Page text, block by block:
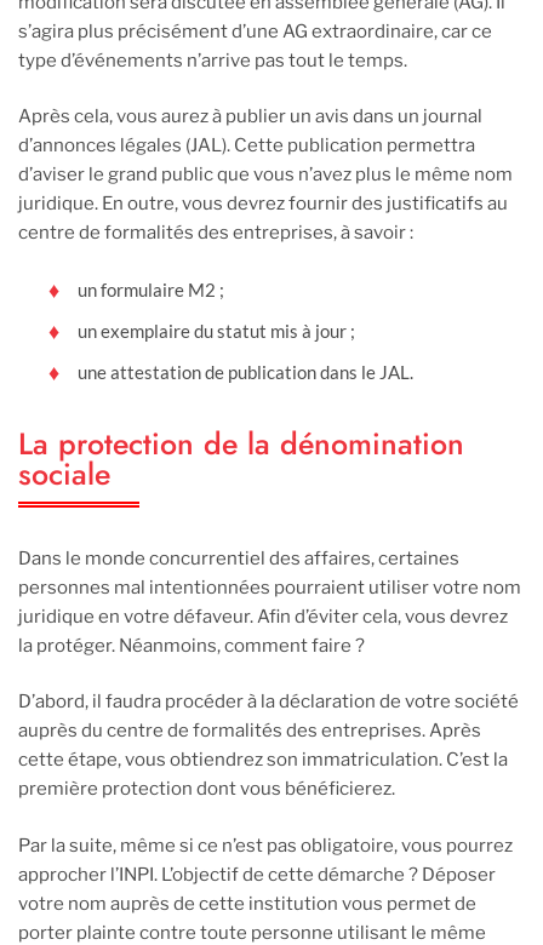
s’agira plus précisément d’une AG extraordinaire, car ce
type d’événements n’arrive pas tout le temps.
Après cela, vous aurez à publier un avis dans un journal
d’annonces légales (JAL). Cette publication permettra
d’aviser le grand public que vous n’avez plus le même nom
juridique. En outre, vous devrez fournir des justificatifs au
centre de formalités des entreprises, à savoir :
un formulaire M2 ;
un exemplaire du statut mis à jour ;
une attestation de publication dans le JAL.
La protection de la dénomination
sociale
Dans le monde concurrentiel des affaires, certaines
personnes mal intentionnées pourraient utiliser votre nom
juridique en votre défaveur. Afin d’éviter cela, vous devrez
la protéger. Néanmoins, comment faire ?
D’abord, il faudra procéder à la déclaration de votre société
auprès du centre de formalités des entreprises. Après
cette étape, vous obtiendrez son immatriculation. C’est la
première protection dont vous bénéficierez.
Par la suite, même si ce n’est pas obligatoire, vous pourrez
approcher l’INPI. L’objectif de cette démarche ? Déposer
votre nom auprès de cette institution vous permet de
porter plainte contre toute personne utilisant le même